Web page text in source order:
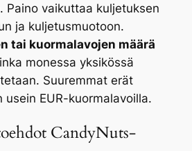
Paino vaikuttaa kuljetuksen
ja kuljetusmuotoon.
tai kuormalavojen määrä
monessa yksikössä
Suuremmat erät
usein EUR-kuormalavoilla.
CandyNuts-